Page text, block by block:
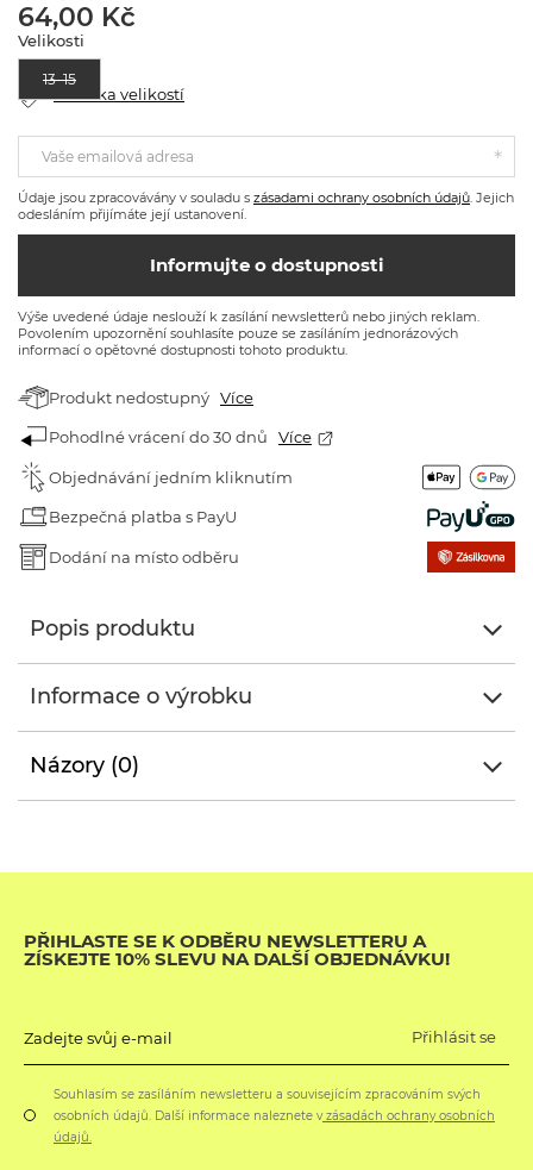
64,00 Kč
Velikosti
13–15
Tabulka velikostí
Vaše emailová adresa
Údaje jsou zpracovávány v souladu s zásadami ochrany osobních údajů . Jejich
odesláním přijímáte její ustanovení.
Informujte o dostupnosti
Výše uvedené údaje neslouží k zasílání newsletterů nebo jiných reklam.
Povolením upozornění souhlasíte pouze se zasíláním jednorázových
informací o opětovné dostupnosti tohoto produktu.
Produkt nedostupný Více
Pohodlné vrácení do 30 dnů Více
Objednávání jedním kliknutím
Bezpečná platba s PayU
Dodání na místo odběru
Popis produktu
Informace o výrobku
Názory (0)
PŘIHLASTE SE K ODBĚRU NEWSLETTERU A
ZÍSKEJTE 10% SLEVU NA DALŠÍ OBJEDNÁVKU!
Zadejte svůj e-mail Přihlásit se
Souhlasím se zasíláním newsletteru a souvisejícím zpracováním svých
osobních údajů. Další informace naleznete vzásadách ochrany osobních
údajů.